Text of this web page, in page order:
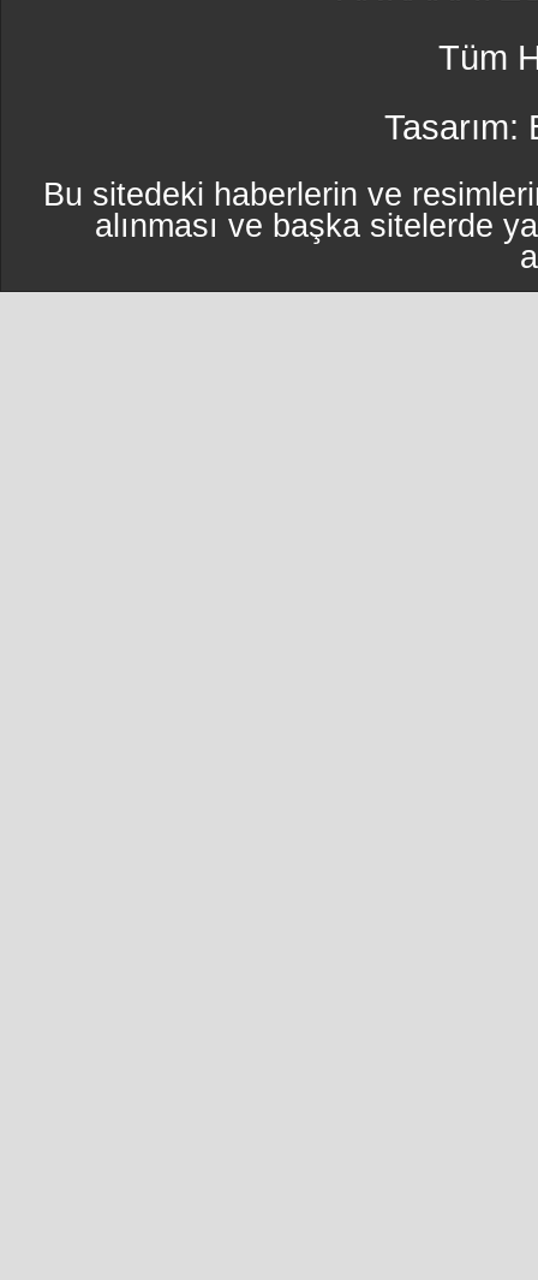
Tüm
Tasarım:
Bu sitedeki haberlerin ve
alınması ve başka sitelerde